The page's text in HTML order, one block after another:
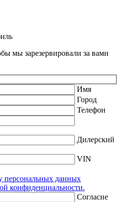
мы зарезервировали за вами
Имя
Город
Телефон
Дилерский
VIN
персональных данных
конфиденциальности.
Согласие